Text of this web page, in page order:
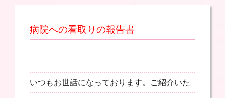
病院への看取りの報告書
いつもお世話になっております。ご紹介いた